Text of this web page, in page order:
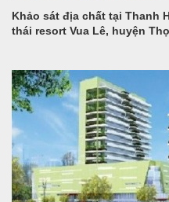
Khảo sát địa chất tại Thanh
thái resort Vua Lê, huyện